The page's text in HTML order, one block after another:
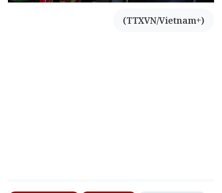
(TTXVN/Vietnam+)